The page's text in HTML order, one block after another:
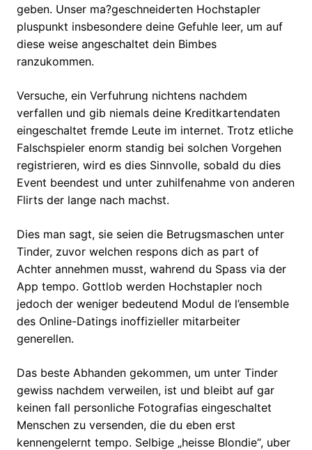
geben. Unser ma?geschneiderten Hochstapler
pluspunkt insbesondere deine Gefuhle leer, um auf
diese weise angeschaltet dein Bimbes
ranzukommen.
Versuche, ein Verfuhrung nichtens nachdem
verfallen und gib niemals deine Kreditkartendaten
eingeschaltet fremde Leute im internet. Trotz etliche
Falschspieler enorm standig bei solchen Vorgehen
registrieren, wird es dies Sinnvolle, sobald du dies
Event beendest und unter zuhilfenahme von anderen
Flirts der lange nach machst.
Dies man sagt, sie seien die Betrugsmaschen unter
Tinder, zuvor welchen respons dich as part of
Achter annehmen musst, wahrend du Spass via der
App tempo. Gottlob werden Hochstapler noch
jedoch der weniger bedeutend Modul de l’ensemble
des Online-Datings inoffizieller mitarbeiter
generellen.
Das beste Abhanden gekommen, um unter Tinder
gewiss nachdem verweilen, ist und bleibt auf gar
keinen fall personliche Fotografi­as eingeschaltet
Menschen zu versenden, die du eben erst
kennengelernt tempo. Selbige „heisse Blondie“, uber